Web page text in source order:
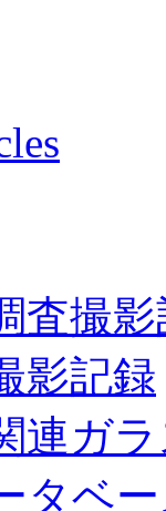
査撮
影記録
連ガ
タベ